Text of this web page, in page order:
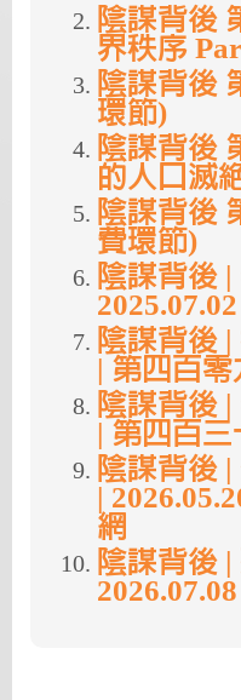
陰謀背後
界秩序
陰謀背後
環節)
陰謀背後
的人口滅
陰謀背後
費環節)
陰謀背後
陰謀背後
| 第四百
陰謀背後
| 第四百
陰謀背後
|
網
陰謀背後